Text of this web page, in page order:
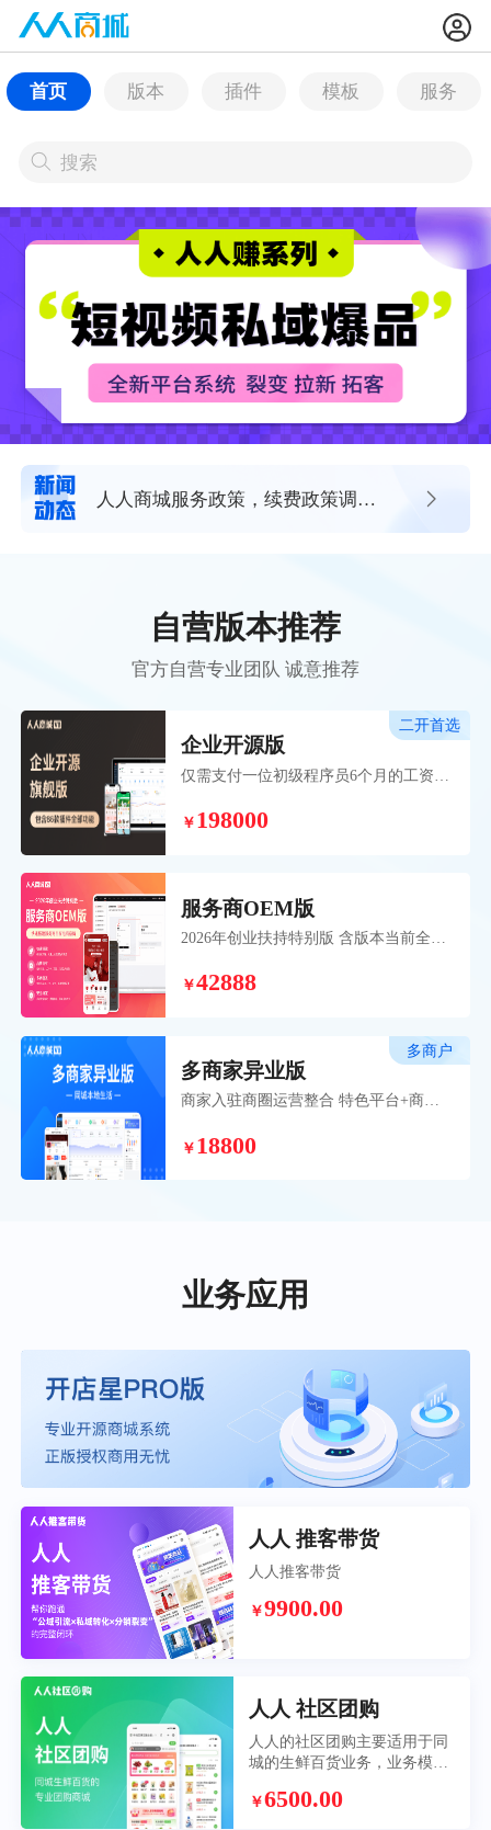
首页 版本 插件 模板 服务
搜索
搜索
人人商城服务政策，续费政策调整
自营版本推荐
官方自营专业团队 诚意推荐
企业开源版
仅需支付一位初级程序员6个月的工资，
年开发并持续维护的成熟系统。 帮助您
￥198000
二开首选
服务商OEM版
2026年创业扶持特别版 含版本当前全部
卡，赠送OEM权益助力服务商开启创业
￥42888
多商家异业版
商家入驻商圈运营整合 特色平台+商户
营+联营本地化平台策略。
￥18800
多商户
业务应用
人人 推客带货
人人推客带货
￥9900.00
人人 社区团购
人人的社区团购主要适用于同
城的生鲜百货业务，业务模式
配上独有的拣货备货功能，帮
￥6500.00